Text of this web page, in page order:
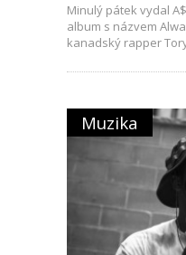
Minulý pátek vydal
album s názvem
kanadský rapper
Muzika